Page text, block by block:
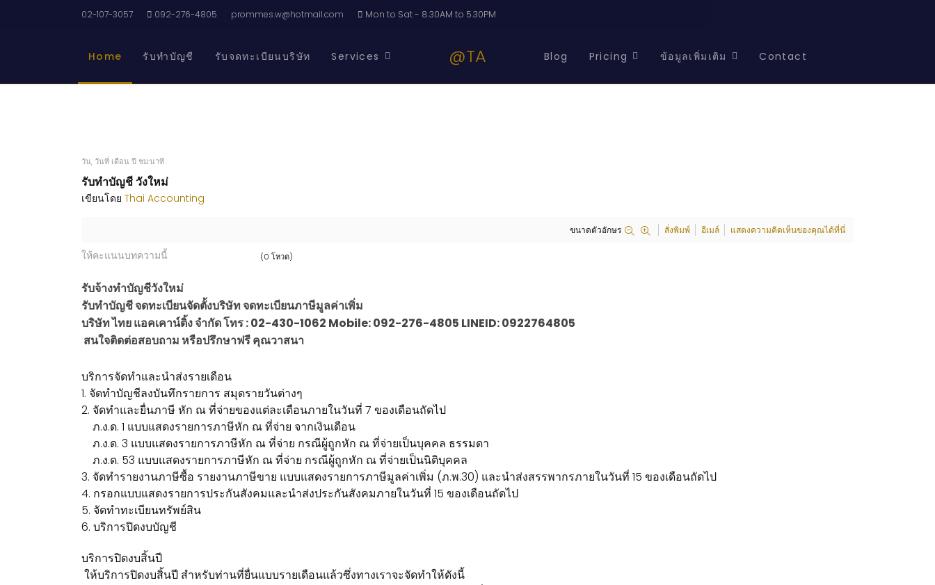
02-107-3057 092-276-4805 prommes.w@hotmail.com Mon to Sat - 8.30AM to 5.30PM
Home รับทำบัญชี รับจดทะเบียนบริษัท Services @TA Blog Pricing ข้อมูลเพิ่มเติม Contact
วัน, วันที่ เดือน ปี ชม:นาที
รับทำบัญชี วังใหม่
เขียนโดย Thai Accounting
ขนาดตัวอักษร สั่งพิมพ์ อีเมล์ แสดงความคิดเห็นของคุณได้ที่นี่
ให้คะแนนบทความนี้ (0 โหวต)
รับจ้างทำบัญชีวังใหม่
รับทำบัญชี จดทะเบียนจัดตั้งบริษัท จดทะเบียนภาษีมูลค่าเพิ่ม
บริษัท ไทย แอคเคาน์ติ้ง จำกัด โทร : 02-430-1062 Mobile: 092-276-4805 LINEID: 0922764805
สนใจติดต่อสอบถาม หรือปรึกษาฟรี คุณวาสนา
บริการจัดทำและนำส่งรายเดือน
1. จัดทำบัญชีลงบันทึกรายการ สมุดรายวันต่างๆ
2. จัดทำและยื่นภาษี หัก ณ ที่จ่ายของแต่ละเดือนภายในวันที่ 7 ของเดือนถัดไป
ภ.ง.ด. 1 แบบแสดงรายการภาษีหัก ณ ที่จ่าย จากเงินเดือน
ภ.ง.ด. 3 แบบแสดงรายการภาษีหัก ณ ที่จ่าย กรณีผู้ถูกหัก ณ ที่จ่ายเป็นบุคคล ธรรมดา
ภ.ง.ด. 53 แบบแสดงรายการภาษีหัก ณ ที่จ่าย กรณีผู้ถูกหัก ณ ที่จ่ายเป็นนิติบุคคล
3. จัดทำรายงานภาษีซื้อ รายงานภาษีขาย แบบแสดงรายการภาษีมูลค่าเพิ่ม (ภ.พ.30) และนำส่งสรรพากรภายในวันที่ 15 ของเดือนถัดไป
4. กรอกแบบแสดงรายการประกันสังคมและนำส่งประกันสังคมภายในวันที่ 15 ของเดือนถัดไป
5. จัดทำทะเบียนทรัพย์สิน
6. บริการปิดงบบัญชี
บริการปิดงบสิ้นปี
ให้บริการปิดงบสิ้นปี สำหรับท่านที่ยื่นแบบรายเดือนแล้วซึ่งทางเราจะจัดทำให้ดังนี้